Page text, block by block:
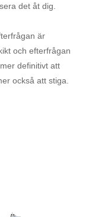
det åt dig.
är
och efterfrågan
definitivt att
också att stiga.